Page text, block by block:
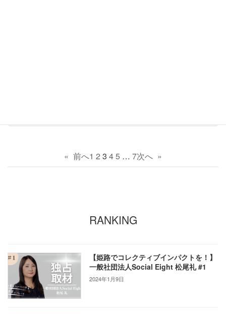
« 前へ1 2 3 45 … 7次へ »
RANKING
【姫路でコレクティブインパクトを！】
一般社団法人Social Eight 松尾礼 #1
2024年1月9日